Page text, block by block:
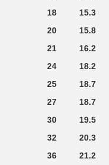
18
15.3
20
15.8
21
16.2
24
18.2
25
18.7
27
18.7
30
19.5
32
20.3
36
21.2